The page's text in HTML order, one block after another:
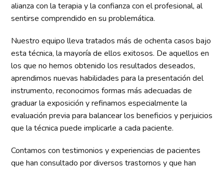
alianza con la terapia y la confianza con el profesional, al
sentirse comprendido en su problemática.
Nuestro equipo lleva tratados más de ochenta casos bajo
esta técnica, la mayoría de ellos exitosos. De aquellos en
los que no hemos obtenido los resultados deseados,
aprendimos nuevas habilidades para la presentación del
instrumento, reconocimos formas más adecuadas de
graduar la exposición y refinamos especialmente la
evaluación previa para balancear los beneficios y perjuicios
que la técnica puede implicarle a cada paciente.
Contamos con testimonios y experiencias de pacientes
que han consultado por diversos trastornos y que han